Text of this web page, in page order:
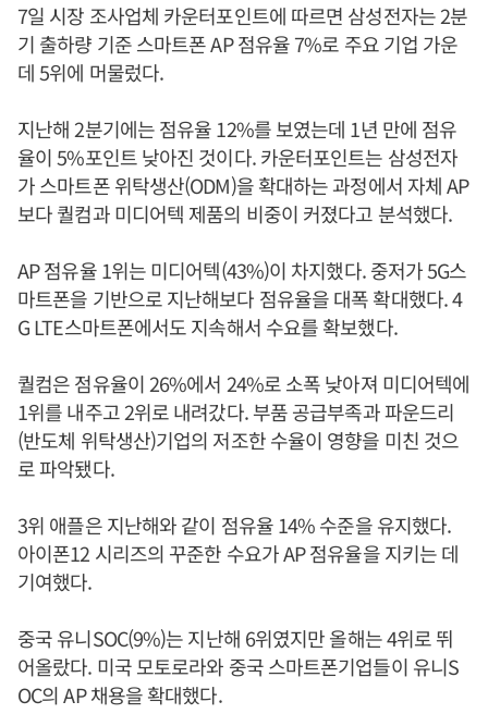
7일 시장 조사업체 카운터포인트에 따르면 삼성전자는 2분
기 출하량 기준 스마트폰 AP 점유율 7%로 주요 기업 가운
데 5위에 머물렀다.
지난해 2분기에는 점유율 12%를 보였는데 1년 만에 점유
율이 5%포인트 낮아진 것이다. 카운터포인트는 삼성전자
가 스마트폰 위탁생산(ODM)을 확대하는 과정에서 자체 AP
보다 퀄컴과 미디어텍 제품의 비중이 커졌다고 분석했다.
AP 점유율 1위는 미디어텍(43%)이 차지했다. 중저가 5G스
마트폰을 기반으로 지난해보다 점유율을 대폭 확대했다. 4
G LTE스마트폰에서도 지속해서 수요를 확보했다.
퀄컴은 점유율이 26%에서 24%로 소폭 낮아져 미디어텍에
1위를 내주고 2위로 내려갔다. 부품 공급부족과 파운드리
(반도체 위탁생산)기업의 저조한 수율이 영향을 미친 것으
로 파악됐다.
3위 애플은 지난해와 같이 점유율 14% 수준을 유지했다.
아이폰12 시리즈의 꾸준한 수요가 AP 점유율을 지키는 데
기여했다.
중국 유니SOC(9%)는 지난해 6위였지만 올해는 4위로 뛰
어올랐다. 미국 모토로라와 중국 스마트폰기업들이 유니S
OC의 AP 채용을 확대했다.